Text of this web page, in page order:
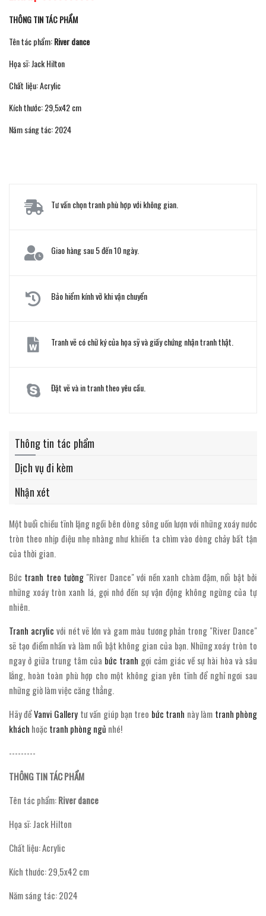
THÔNG TIN TÁC PHẨM
Tên tác phẩm:River dance
Họa sĩ: Jack Hilton
Chất liệu: Acrylic
Kích thước: 29,5x42 cm
Năm sáng tác: 2024
Tư vấn chọn tranh phù hợp với không gian.
Giao hàng sau 5 đến 10 ngày.
Bảo hiểm kính vỡ khi vận chuyển
Tranh vẽ có chữ ký của họa sỹ và giấy chứng nhận tranh thật.
Đặt vẽ và in tranh theo yêu cầu.
Thông tin tác phẩm
Dịch vụ đi kèm
Nhận xét
Một buổi chiều tĩnh lặng ngồi bên dòng sông uốn lượn với những xoáy nước
tròn theo nhịp điệu nhẹ nhàng như khiến ta chìm vào dòng chảy bất tận
của thời gian.
Bức tranh treo tường"River Dance" với nền xanh chàm đậm, nổi bật bởi
những xoáy tròn xanh lá, gợi nhớ đến sự vận động không ngừng của tự
nhiên.
Tranh acrylic với nét vẽ lớn và gam màu tương phản trong "River Dance"
sẽ tạo điểm nhấn và làm nổi bật không gian của bạn. Những xoáy tròn to
ngay ở giữa trung tâm của bức tranh gợi cảm giác về sự hài hòa và sâu
lắng, hoàn toàn phù hợp cho một không gian yên tĩnh để nghỉ ngơi sau
những giờ làm việc căng thẳng.
Hãy đểVanvi Gallery tư vấn giúp bạn treo bức tranh này làm tranh phòng
khách hoặc tranh phòng ngủ nhé!
---------
THÔNG TIN TÁC PHẨM
Tên tác phẩm:River dance
Họa sĩ: Jack Hilton
Chất liệu: Acrylic
Kích thước: 29,5x42 cm
Năm sáng tác: 2024